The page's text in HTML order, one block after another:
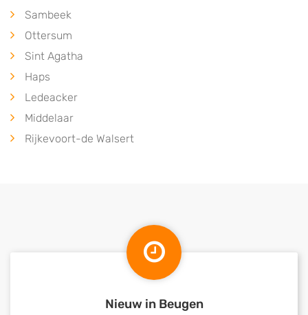
Sambeek
Ottersum
Sint Agatha
Haps
Ledeacker
Middelaar
Rijkevoort-de Walsert
Nieuw in Beugen